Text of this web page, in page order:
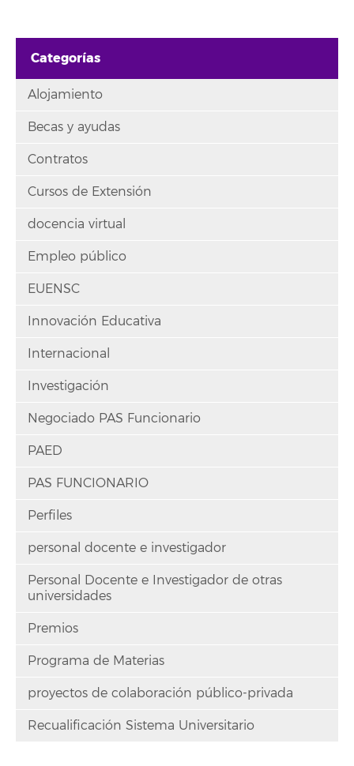
Categorías
Alojamiento
Becas y ayudas
Contratos
Cursos de Extensión
docencia virtual
Empleo público
EUENSC
Innovación Educativa
Internacional
Investigación
Negociado PAS Funcionario
PAED
PAS FUNCIONARIO
Perfiles
personal docente e investigador
Personal Docente e Investigador de otras
universidades
Premios
Programa de Materias
proyectos de colaboración público-privada
Recualificación Sistema Universitario